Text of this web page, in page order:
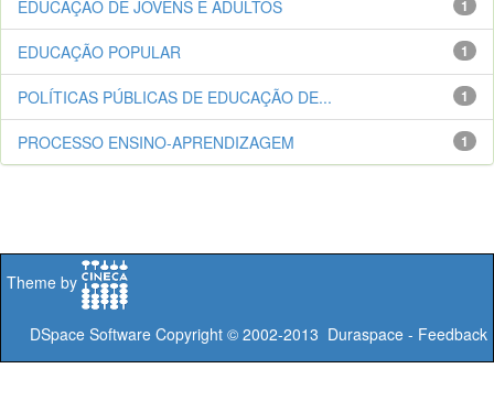
1
EDUCAÇÃO DE JOVENS E ADULTOS
1
EDUCAÇÃO POPULAR
1
POLÍTICAS PÚBLICAS DE EDUCAÇÃO DE...
1
PROCESSO ENSINO-APRENDIZAGEM
Theme by
DSpace Software Copyright © 2002-2013 Duraspace - Feedback